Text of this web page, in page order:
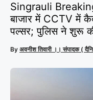
Singrauli
बाजार में CCTV में
पल्सर; पुलिस ने शुरू
By अवनीश तिवारी ।। संपादक (